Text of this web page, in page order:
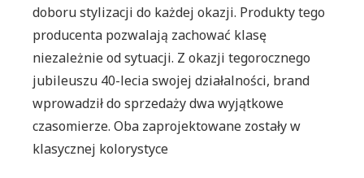
doboru stylizacji do każdej okazji. Produkty tego
producenta pozwalają zachować klasę
niezależnie od sytuacji. Z okazji tegorocznego
jubileuszu 40-lecia swojej działalności, brand
wprowadził do sprzedaży dwa wyjątkowe
czasomierze. Oba zaprojektowane zostały w
klasycznej kolorystyce